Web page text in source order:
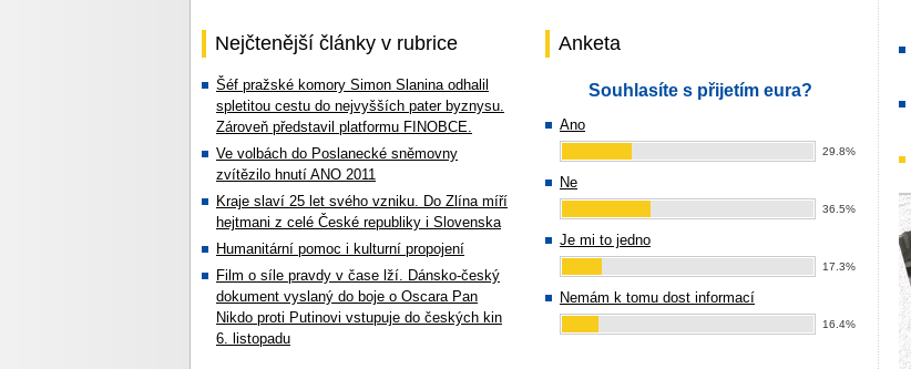
Nejčtenější články v rubrice
Šéf pražské komory Simon Slanina odhalil
spletitou cestu do nejvyšších pater byznysu.
Zároveň představil platformu FINOBCE.
Ve volbách do Poslanecké sněmovny
zvítězilo hnutí ANO 2011
Kraje slaví 25 let svého vzniku. Do Zlína míří
hejtmani z celé České republiky i Slovenska
Humanitární pomoc i kulturní propojení
Film o síle pravdy v čase lží. Dánsko-český
dokument vyslaný do boje o Oscara Pan
Nikdo proti Putinovi vstupuje do českých kin
6. listopadu
Anketa
Souhlasíte s přijetím eura?
Ano
29.8%
Ne
36.5%
Je mi to jedno
17.3%
Nemám k tomu dost informací
16.4%